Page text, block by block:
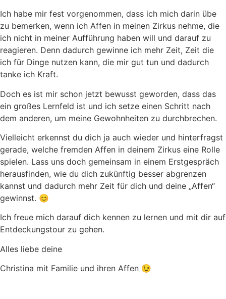
Ich habe mir fest vorgenommen, dass ich mich darin übe
zu bemerken, wenn ich Affen in meinen Zirkus nehme, die
ich nicht in meiner Aufführung haben will und darauf zu
reagieren. Denn dadurch gewinne ich mehr Zeit, Zeit die
ich für Dinge nutzen kann, die mir gut tun und dadurch
tanke ich Kraft.
Doch es ist mir schon jetzt bewusst geworden, dass das
ein großes Lernfeld ist und ich setze einen Schritt nach
dem anderen, um meine Gewohnheiten zu durchbrechen.
Vielleicht erkennst du dich ja auch wieder und hinterfragst
gerade, welche fremden Affen in deinem Zirkus eine Rolle
spielen. Lass uns doch gemeinsam in einem Erstgespräch
herausfinden, wie du dich zukünftig besser abgrenzen
kannst und dadurch mehr Zeit für dich und deine „Affen“
gewinnst. 😊
Ich freue mich darauf dich kennen zu lernen und mit dir auf
Entdeckungstour zu gehen.
Alles liebe deine
Christina mit Familie und ihren Affen 😉